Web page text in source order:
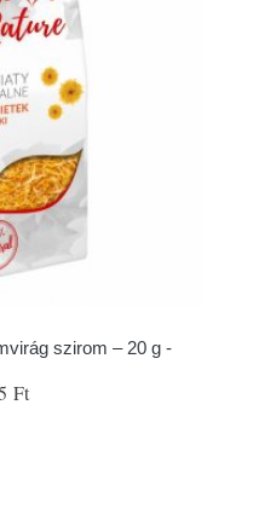
szirom – 20 g -
Ft